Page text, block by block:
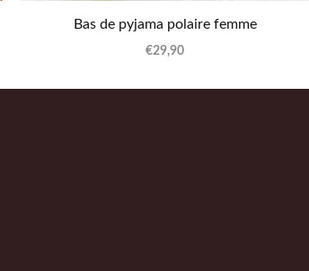
Bas de pyjama polaire femme
€29,90